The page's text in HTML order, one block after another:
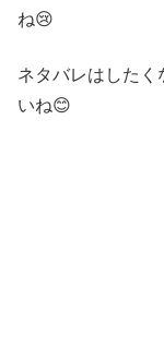
ね😢
ネタバレはしたく
いね😊